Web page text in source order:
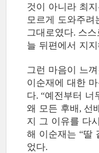
것이 아니라 최
모르게 도와주려
그대로였다. 스
늘 뒤편에서 지
그런 마음이 느
이순재에 대한
다. “예전부터 너
왜 모든 후배, 선
지 그 이유를 다
해 이순재는 “딸
었다.